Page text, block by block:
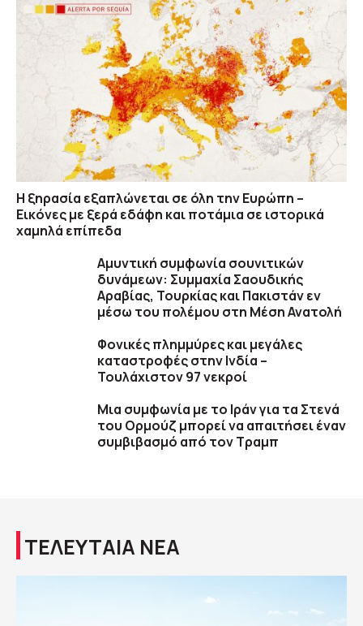
Η ξηρασία εξαπλώνεται σε όλη την Ευρώπη –
Εικόνες με ξερά εδάφη και ποτάμια σε ιστορικά
χαμηλά επίπεδα
Αμυντική συμφωνία σουνιτικών
δυνάμεων: Συμμαχία Σαουδικής
Αραβίας, Τουρκίας και Πακιστάν εν
μέσω του πολέμου στη Μέση Ανατολή
Φονικές πλημμύρες και μεγάλες
καταστροφές στην Ινδία –
Τουλάχιστον 97 νεκροί
Μια συμφωνία με το Ιράν για τα Στενά
του Ορμούζ μπορεί να απαιτήσει έναν
συμβιβασμό από τον Τραμπ
ΤΕΛΕΥΤΑΙΑ ΝΕΑ